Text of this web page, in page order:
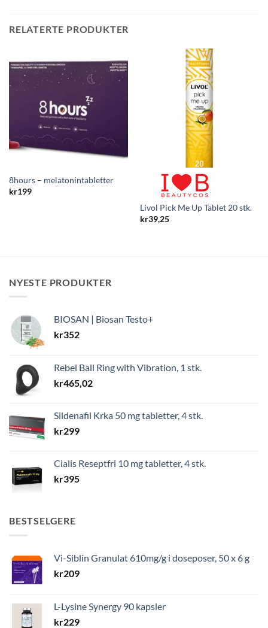
RELATERTE PRODUKTER
8hours – melatonintabletter
kr199
Livol Pick Me Up Tablet 20 stk.
kr39,25
NYESTE PRODUKTER
BIOSAN | Biosan Testo+
kr352
Rebel Ball Ring with Vibration, 1 stk.
kr465,02
Sildenafil Krka 50 mg tabletter, 4 stk.
kr299
Cialis Reseptfri 10 mg tabletter, 4 stk.
kr395
BESTSELGERE
Vi-Siblin Granulat 610mg/g i doseposer, 50 x 6 g
kr209
L-Lysine Synergy 90 kapsler
kr229